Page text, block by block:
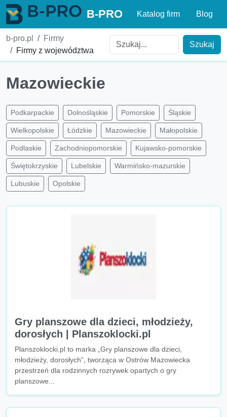
B-PRO Katalog firm Blog
b-pro.pl
Firmy
Firmy z województwa
Szukaj
Mazowieckie
Podkarpackie Dolnośląskie Pomorskie Śląskie
Wielkopolskie Łódzkie Mazowieckie Małopolskie
Podlaskie Zachodniopomorskie Kujawsko-pomorskie
Świętokrzyskie Lubelskie Warmińsko-mazurskie
Lubuskie Opolskie
Gry planszowe dla dzieci, młodzieży,
dorosłych | Planszoklocki.pl
Planszoklocki.pl to marka „Gry planszowe dla dzieci,
młodzieży, dorosłych”, tworząca w Ostrów Mazowiecka
przestrzeń dla rodzinnych rozrywek opartych o gry
planszowe...